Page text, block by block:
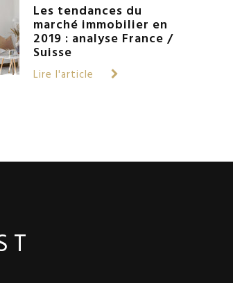
Les tendances du
marché immobilier en
2019 : analyse France /
Suisse
Lire l'article